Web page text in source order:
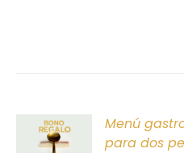
Menú
para dos